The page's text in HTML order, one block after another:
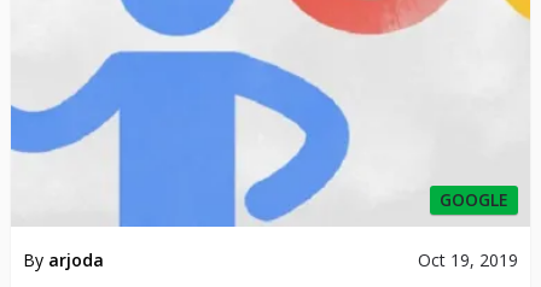
GOOGLE
By arjoda Oct 19, 2019